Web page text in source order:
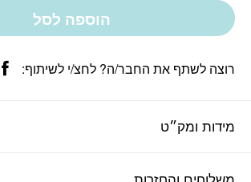
הוספה לסל
מידות ומק״ט
רוצה לשתף את החבר/ה? לחצ/י לשיתוף: